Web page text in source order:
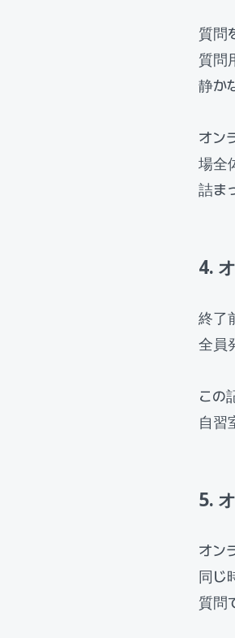
質問
質問
静か
オン
場全
詰ま
4.
終了
全員
この
自習
5.
オン
同じ
質問